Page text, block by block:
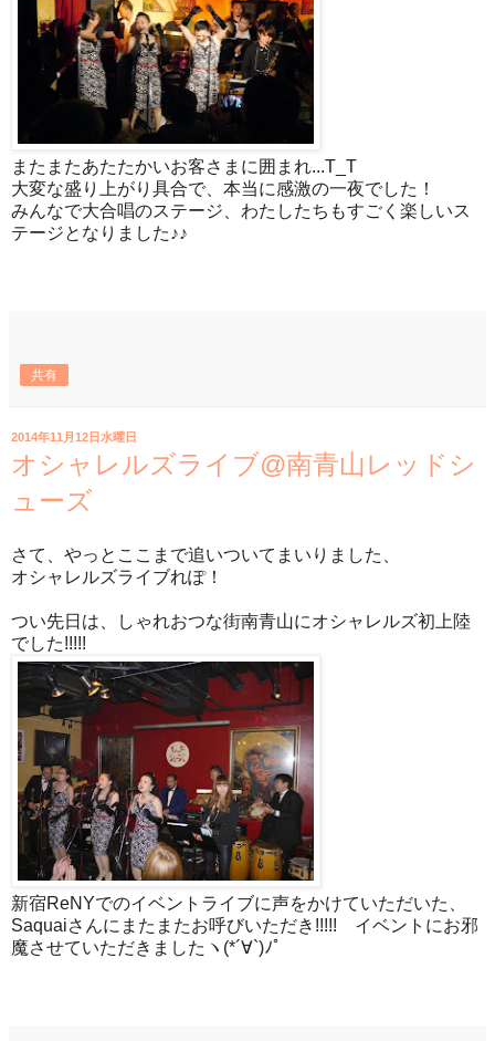
またまたあたたかいお客さまに囲まれ...T_T
大変な盛り上がり具合で、本当に感激の一夜でした！
みんなで大合唱のステージ、わたしたちもすごく楽しいス
テージとなりました♪♪
共有
2014年11月12日水曜日
オシャレルズライブ@南青山レッドシ
ューズ
さて、やっとここまで追いついてまいりました、
オシャレルズライブれぽ！
つい先日は、しゃれおつな街南青山にオシャレルズ初上陸
でした!!!!!
新宿ReNYでのイベントライブに声をかけていただいた、
Saquaiさんにまたまたお呼びいただき!!!!! イベントにお邪
魔させていただきましたヽ(*´∀`)ﾉﾟ